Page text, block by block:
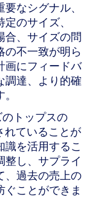
なシグナル、
のサイズ、
合、サイズの問
の不一致が明ら
画にフィードバ
調達、より的確
トップスの
れていることが
を活用するこ
整し、サプライ
、過去の売上の
ことができま